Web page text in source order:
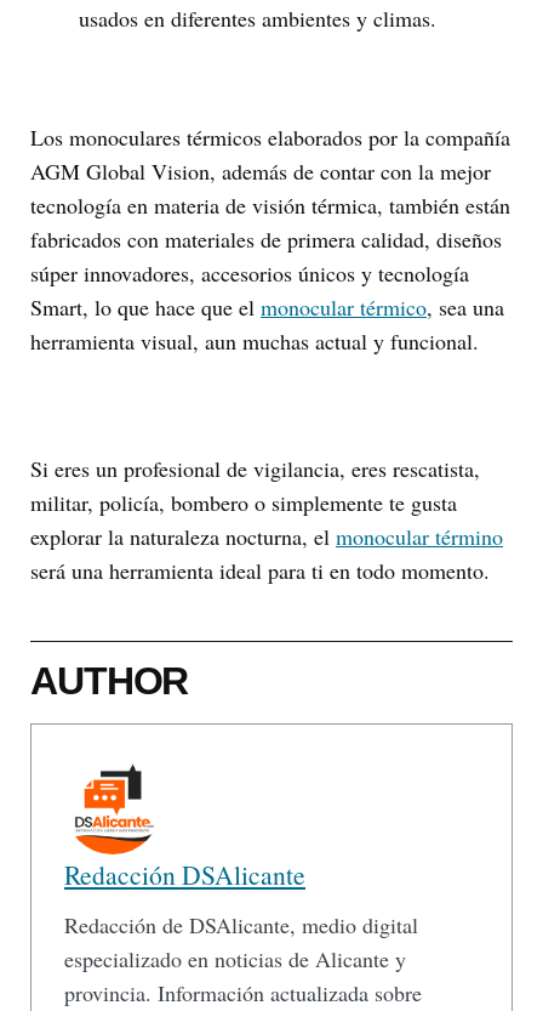
usados en diferentes ambientes y climas.
Los monoculares térmicos elaborados por la compañía
AGM Global Vision, además de contar con la mejor
tecnología en materia de visión térmica, también están
fabricados con materiales de primera calidad, diseños
súper innovadores, accesorios únicos y tecnología
Smart, lo que hace que el monocular térmico, sea una
herramienta visual, aun muchas actual y funcional.
Si eres un profesional de vigilancia, eres rescatista,
militar, policía, bombero o simplemente te gusta
explorar la naturaleza nocturna, el monocular término
será una herramienta ideal para ti en todo momento.
AUTHOR
Redacción DSAlicante
Redacción de DSAlicante, medio digital
especializado en noticias de Alicante y
provincia. Información actualizada sobre